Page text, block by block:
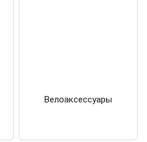
Велоаксессуары